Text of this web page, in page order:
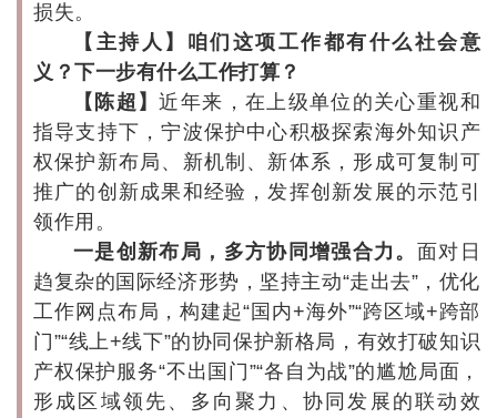
损失。
【主持人】咱们这项工作都有什么社会意
义？下一步有什么工作打算？
【陈超】近年来，在上级单位的关心重视和
指导支持下，宁波保护中心积极探索海外知识产
权保护新布局、新机制、新体系，形成可复制可
推广的创新成果和经验，发挥创新发展的示范引
领作用。
一是创新布局，多方协同增强合力。 面对日
趋复杂的国际经济形势，坚持主动“走出去”，优化
工作网点布局，构建起“国内+海外”“跨区域+跨部
门”“线上+线下”的协同保护新格局，有效打破知识
产权保护服务“不出国门”“各自为战”的尴尬局面，
形成区域领先、多向聚力、协同发展的联动效